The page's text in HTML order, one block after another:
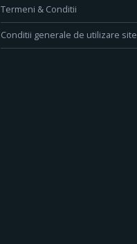
Termeni & Conditii
Conditii generale de utilizare site